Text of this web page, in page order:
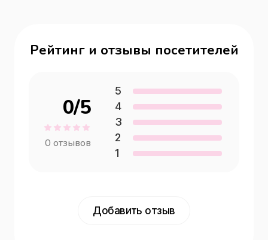
Рейтинг и отзывы посетителей
0/5
0 отзывов
5
4
3
2
1
Добавить отзыв